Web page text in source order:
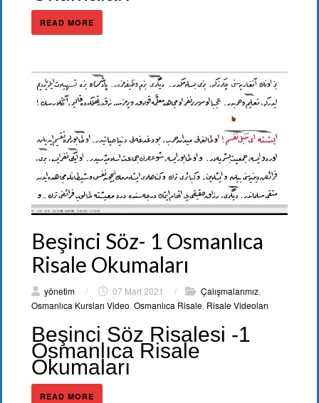
READ MORE
Beşinci Söz- 1 Osmanlıca
Risale Okumaları
yönetim / 07 Mart 2021 / Çalışmalarımız
Osmanlıca Kursları Video Osmanlıca Risale Risale Videoları
Beşinci Söz Risalesi -1
Osmanlıca Risale
Okumaları
READ MORE